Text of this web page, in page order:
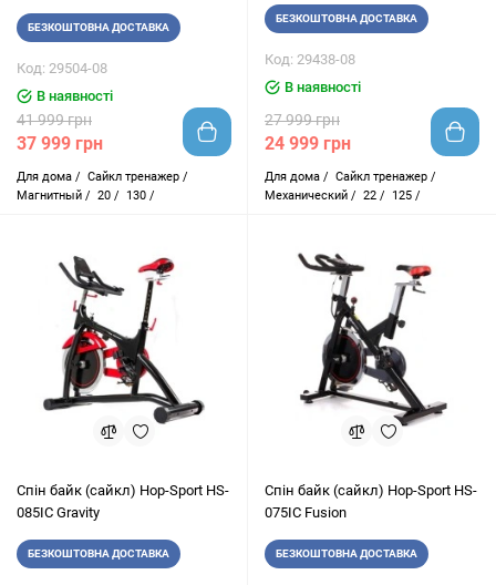
БЕЗКОШТОВНА ДОСТАВКА
Код: 29504-08
В наявності
41 999 грн
37 999 грн
Для дома / Сайкл тренажер /
Магнитный / 20 / 130 /
БЕЗКОШТОВНА ДОСТАВКА
Код: 29438-08
В наявності
27 999 грн
24 999 грн
Для дома / Сайкл тренажер /
Механический / 22 / 125 /
Cпін байк (сайкл) Hop-Sport HS-
085IC Gravity
БЕЗКОШТОВНА ДОСТАВКА
Cпін байк (сайкл) Hop-Sport HS-
075IC Fusion
БЕЗКОШТОВНА ДОСТАВКА